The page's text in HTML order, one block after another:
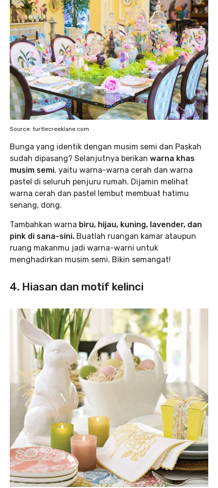
Source: turtlecreeklane.com
Bunga yang identik dengan musim semi dan Paskah
sudah dipasang? Selanjutnya berikan warna khas
musim semi, yaitu warna-warna cerah dan warna
pastel di seluruh penjuru rumah. Dijamin melihat
warna cerah dan pastel lembut membuat hatimu
senang, dong.
Tambahkan warna biru, hijau, kuning, lavender, dan
pink di sana-sini. Buatlah ruangan kamar ataupun
ruang makanmu jadi warna-warni untuk
menghadirkan musim semi. Bikin semangat!
4. Hiasan dan motif kelinci